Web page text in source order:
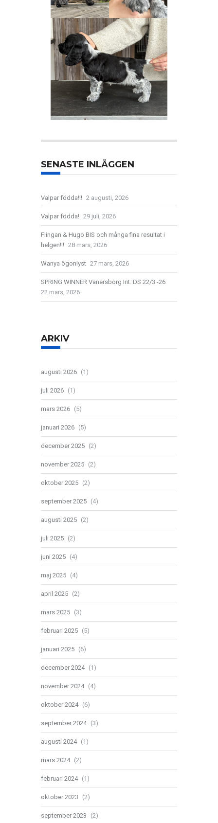
SENASTE INLÄGGEN
Valpar födda!!! 2 augusti, 2026
Valpar födda! 29 juli, 2026
Flingan & Hugo BIS och många fina resultat i
helgen!!! 28 mars, 2026
Wanya ögonlyst 27 mars, 2026
SPRING WINNER Vänersborg Int. DS 22/3 -26
22 mars, 2026
ARKIV
augusti 2026 (1)
juli 2026 (1)
mars 2026 (5)
januari 2026 (5)
december 2025 (2)
november 2025 (2)
oktober 2025 (2)
september 2025 (4)
augusti 2025 (2)
juli 2025 (2)
juni 2025 (4)
maj 2025 (4)
april 2025 (2)
mars 2025 (3)
februari 2025 (5)
januari 2025 (6)
december 2024 (1)
november 2024 (4)
oktober 2024 (6)
september 2024 (3)
augusti 2024 (1)
mars 2024 (2)
februari 2024 (1)
oktober 2023 (2)
september 2023 (2)